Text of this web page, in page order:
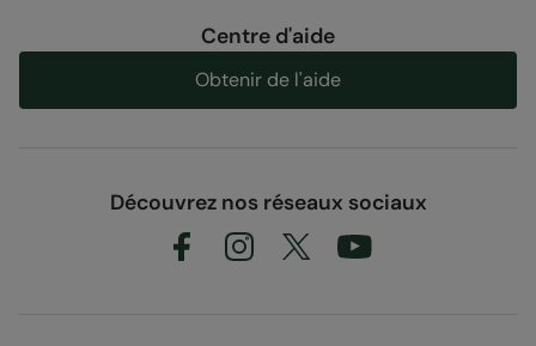
Centre d'aide
Obtenir de l'aide
Découvrez nos réseaux sociaux